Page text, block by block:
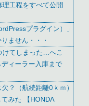
工程をすべて公開
プラグイン）」
ません・・・
けてしまった…へこ
ィーラー入庫まで
？（航続距離0ｋｍ）
みた 【HONDA